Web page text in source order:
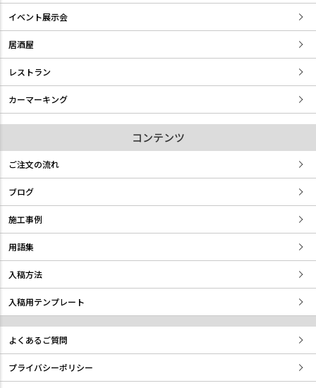
イベント展示会
居酒屋
レストラン
カーマーキング
コンテンツ
ご注文の流れ
ブログ
施工事例
用語集
入稿方法
入稿用テンプレート
よくあるご質問
プライバシーポリシー